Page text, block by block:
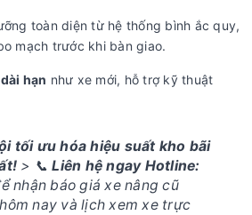
toàn diện từ hệ thống bình ắc quy,
mạch trước khi bàn giao.
hạn như xe mới, hỗ trợ kỹ thuật
tối ưu hóa hiệu suất kho bãi
> 📞Liên hệ ngay Hotline:
nhận báo giá xe nâng cũ
nay và lịch xem xe trực